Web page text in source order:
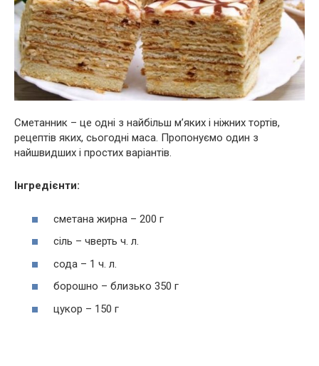
Сметанник – це одні з найбільш м’яких і ніжних тортів,
рецептів яких, сьогодні маса. Пропонуємо один з
найшвидших і простих варіантів.
Інгредієнти:
сметана жирна – 200 г
сіль – чверть ч. л.
сода – 1 ч. л.
борошно – близько 350 г
цукор – 150 г